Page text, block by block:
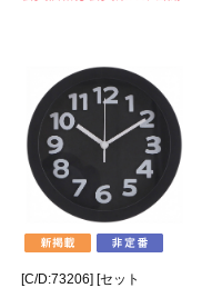
[C/D:73206] [セット